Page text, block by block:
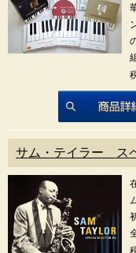
商品詳
サム・テイラー ス